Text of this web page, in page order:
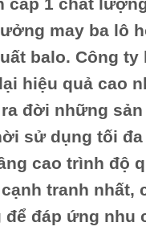
may ba lô
balo. Công
hiệu quả cao
đời những
sử dụng tối
cao trình độ
tranh
đáp ứng nhu